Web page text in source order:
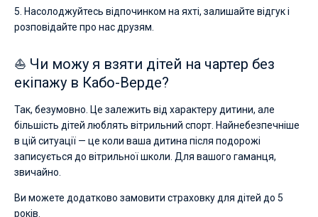
5. Насолоджуйтесь відпочинком на яхті, залишайте відгук і
розповідайте про нас друзям.
⛵ Чи можу я взяти дітей на чартер без
екіпажу в Кабо-Верде?
Так, безумовно. Це залежить від характеру дитини, але
більшість дітей люблять вітрильний спорт. Найнебезпечніше
в цій ситуації — це коли ваша дитина після подорожі
записується до вітрильної школи. Для вашого гаманця,
звичайно.
Ви можете додатково замовити страховку для дітей до 5
років.